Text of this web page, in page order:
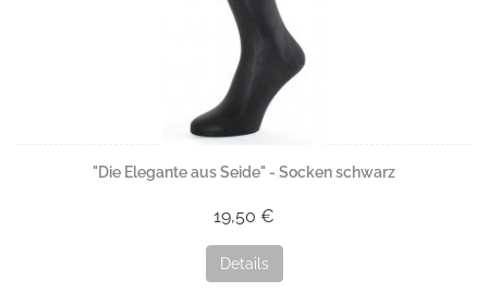
"Die Elegante aus Seide" - Socken schwarz
19,50 €
Details